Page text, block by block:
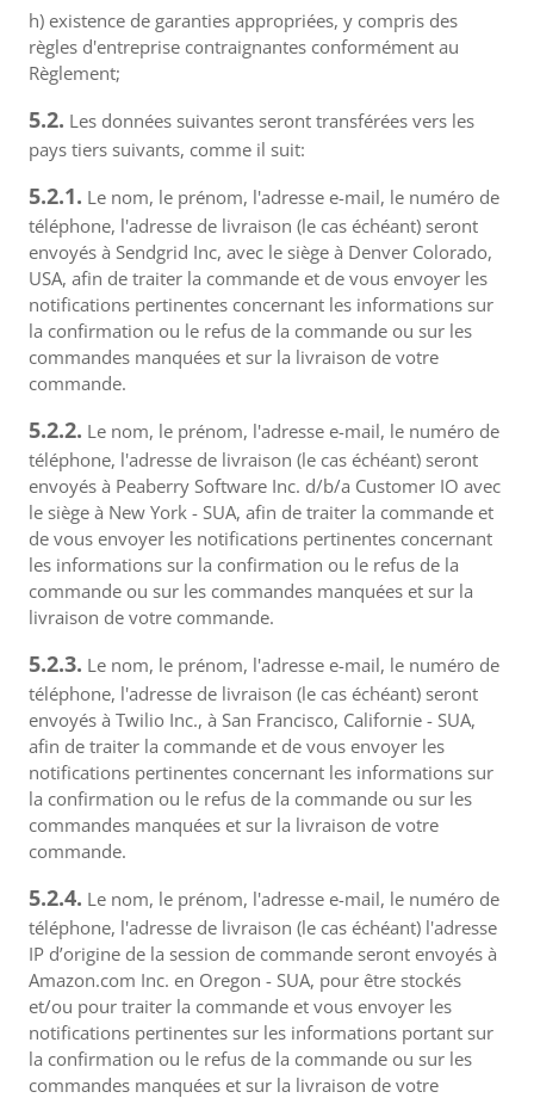
h) existence de garanties appropriées, y compris des
règles d'entreprise contraignantes conformément au
Règlement;
5.2. Les données suivantes seront transférées vers les
pays tiers suivants, comme il suit:
5.2.1. Le nom, le prénom, l'adresse e-mail, le numéro de
téléphone, l'adresse de livraison (le cas échéant) seront
envoyés à Sendgrid Inc, avec le siège à Denver Colorado,
USA, afin de traiter la commande et de vous envoyer les
notifications pertinentes concernant les informations sur
la confirmation ou le refus de la commande ou sur les
commandes manquées et sur la livraison de votre
commande.
5.2.2. Le nom, le prénom, l'adresse e-mail, le numéro de
téléphone, l'adresse de livraison (le cas échéant) seront
envoyés à Peaberry Software Inc. d/b/a Customer IO avec
le siège à New York - SUA, afin de traiter la commande et
de vous envoyer les notifications pertinentes concernant
les informations sur la confirmation ou le refus de la
commande ou sur les commandes manquées et sur la
livraison de votre commande.
5.2.3. Le nom, le prénom, l'adresse e-mail, le numéro de
téléphone, l'adresse de livraison (le cas échéant) seront
envoyés à Twilio Inc., à San Francisco, Californie - SUA,
afin de traiter la commande et de vous envoyer les
notifications pertinentes concernant les informations sur
la confirmation ou le refus de la commande ou sur les
commandes manquées et sur la livraison de votre
commande.
5.2.4. Le nom, le prénom, l'adresse e-mail, le numéro de
téléphone, l'adresse de livraison (le cas échéant) l'adresse
IP d’origine de la session de commande seront envoyés à
Amazon.com Inc. en Oregon - SUA, pour être stockés
et/ou pour traiter la commande et vous envoyer les
notifications pertinentes sur les informations portant sur
la confirmation ou le refus de la commande ou sur les
commandes manquées et sur la livraison de votre